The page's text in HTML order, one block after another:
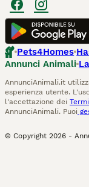
Pets4Homes
Annunci Animali
AnnunciAnimali.it
esperienza utente.
l'accettazione dei
AnnunciAnimali. Puoi
© Copyright 2026 -